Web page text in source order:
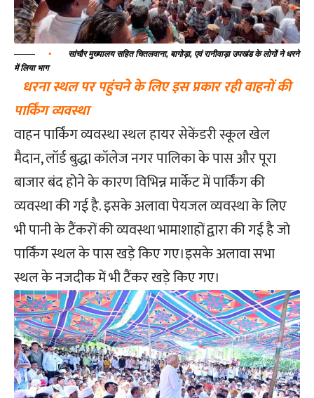
•
सांचौर मुख्यालय सहित चितलवाना, बागोड़ा, एवं रानीवाड़ा उपखंड के लोगों ने धरने
में लिया भाग
धरना स्थल पर पहुंचने के लिए इस प्रकार रही वाहनों की
पार्किंग व्यवस्था
वाहन पार्किंग व्यवस्था स्थल हायर सेकेंडरी स्कूल खेल
मैदान, लॉर्ड बुद्धा कॉलेज नगर पालिका के पास और पूरा
बाजार बंद होने के कारण विभिन्न मार्केट में पार्किंग की
व्यवस्था की गई है. इसके अलावा पेयजल व्यवस्था के लिए
भी पानी के टैंकरों की व्यवस्था भामाशाहों द्वारा की गई है जो
पार्किंग स्थल के पास खड़े किए गए।इसके अलावा सभा
स्थल के नजदीक में भी टैंकर खड़े किए गए।